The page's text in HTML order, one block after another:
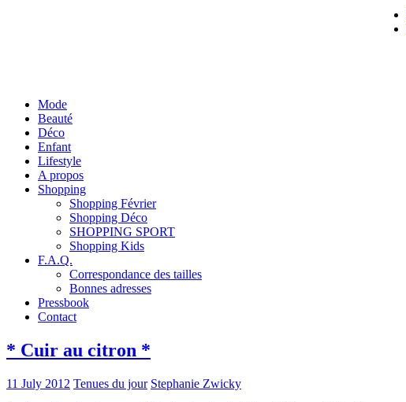
Mode
Beauté
Déco
Enfant
Lifestyle
A propos
Shopping
Shopping Février
Shopping Déco
SHOPPING SPORT
Shopping Kids
F.A.Q.
Correspondance des tailles
Bonnes adresses
Pressbook
Contact
* Cuir au citron *
11 July 2012 Tenues du jour Stephanie Zwicky